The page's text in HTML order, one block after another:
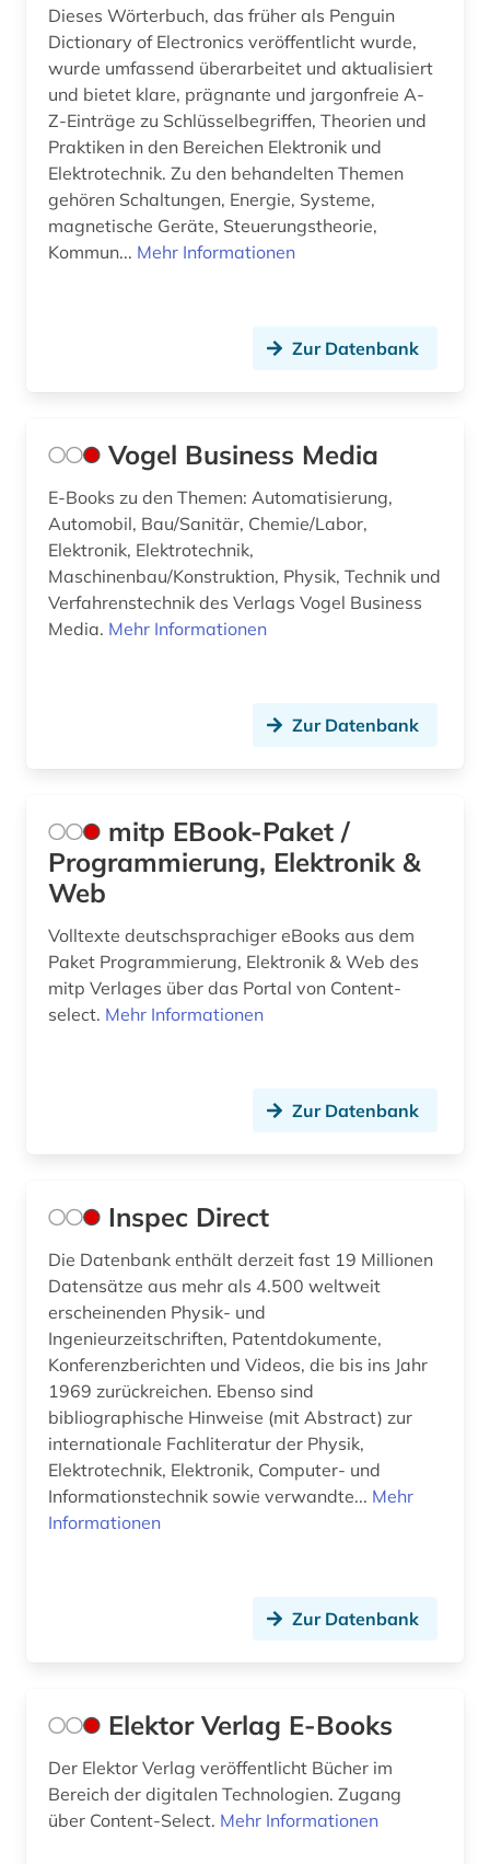
Dieses Wörterbuch, das früher als Penguin
Dictionary of Electronics veröffentlicht wurde,
wurde umfassend überarbeitet und aktualisiert
und bietet klare, prägnante und jargonfreie A-
Z-Einträge zu Schlüsselbegriffen, Theorien und
Praktiken in den Bereichen Elektronik und
Elektrotechnik. Zu den behandelten Themen
gehören Schaltungen, Energie, Systeme,
magnetische Geräte, Steuerungstheorie,
Kommun... Mehr Informationen
Zur Datenbank
Vogel Business Media
E-Books zu den Themen: Automatisierung,
Automobil, Bau/Sanitär, Chemie/Labor,
Elektronik, Elektrotechnik,
Maschinenbau/Konstruktion, Physik, Technik und
Verfahrenstechnik des Verlags Vogel Business
Media. Mehr Informationen
Zur Datenbank
mitp EBook-Paket /
Programmierung, Elektronik &
Web
Volltexte deutschsprachiger eBooks aus dem
Paket Programmierung, Elektronik & Web des
mitp Verlages über das Portal von Content-
select. Mehr Informationen
Zur Datenbank
Inspec Direct
Die Datenbank enthält derzeit fast 19 Millionen
Datensätze aus mehr als 4.500 weltweit
erscheinenden Physik- und
Ingenieurzeitschriften, Patentdokumente,
Konferenzberichten und Videos, die bis ins Jahr
1969 zurückreichen. Ebenso sind
bibliographische Hinweise (mit Abstract) zur
internationale Fachliteratur der Physik,
Elektrotechnik, Elektronik, Computer- und
Informationstechnik sowie verwandte... Mehr
Informationen
Zur Datenbank
Elektor Verlag E-Books
Der Elektor Verlag veröffentlicht Bücher im
Bereich der digitalen Technologien. Zugang
über Content-Select. Mehr Informationen